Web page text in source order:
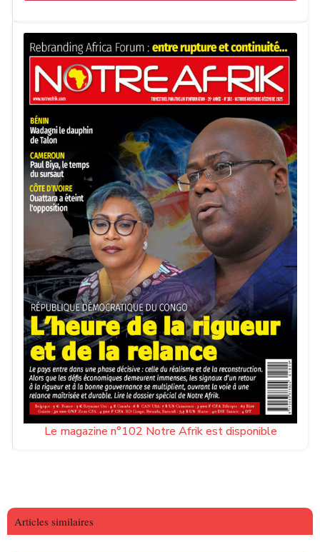
Le magazine n°102 Notre Afrik est disponible
Articles similaires